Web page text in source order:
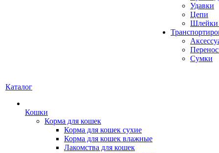
Удавки
Цепи
Шлейки
Сумки
Каталог
Кошки
Корма для кошек
Корма для кошек сухие
Корма для кошек влажные
Лакомства для кошек